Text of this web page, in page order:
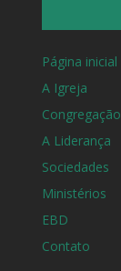
Página inicial
A Igreja
Congregação
A Liderança
Sociedades
Ministérios
EBD
Contato